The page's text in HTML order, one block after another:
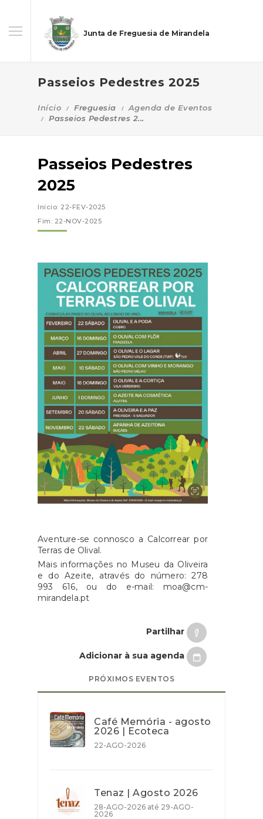
Junta de Freguesia de Mirandela
Passeios Pedestres 2025
Início Freguesia
Agenda de Eventos
Passeios Pedestres 2...
Passeios Pedestres
2025
Início: 22-FEV-2025
Fim: 22-NOV-2025
Aventure-se connosco a Calcorrear por
Terras de Olival.
Mais informações no Museu da Oliveira
e do Azeite, através do número: 278
993 616, ou do e-mail: moa@cm-
mirandela.pt
Partilhar
Adicionar à sua agenda
PRÓXIMOS EVENTOS
Café Memória - agosto
2026 | Ecoteca
22-AGO-2026
Tenaz | Agosto 2026
28-AGO-2026 até 29-AGO-
2026